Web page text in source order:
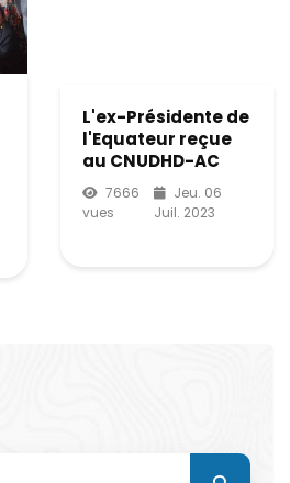
L'ex-Présidente de
l'Equateur reçue
au CNUDHD-AC
7666
vues
Jeu. 06
Juil. 2023